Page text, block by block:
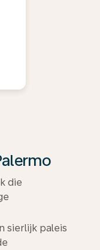
die
sierlijk paleis